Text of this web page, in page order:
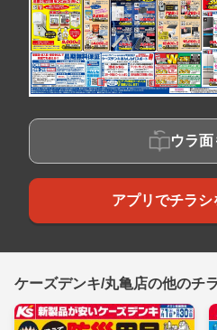
ウラ
アプリでチラシ
ケーズデンキ/丸亀店の他のチ